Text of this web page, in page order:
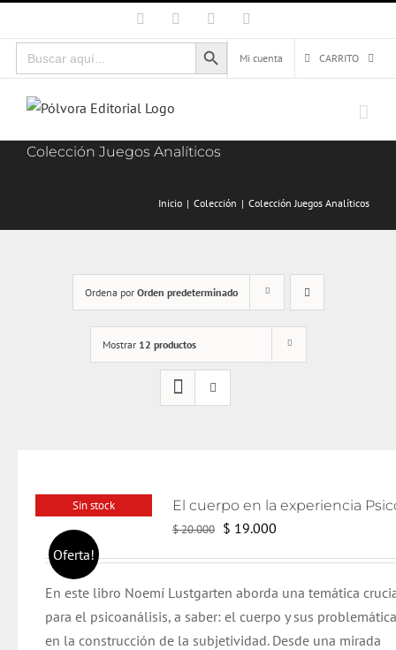
al
contenido
Facebook Instagram
Buscar:
Botón de búsqueda
Mi cuenta
CARRITO
Colección Juegos Analíticos
Inicio Colección Colección Juegos Analíticos
Ordena por Orden predeterminado
Mostrar 12 productos
Sin stock
Oferta!
$20.000 El
era:
$ 20.000.
$ 19.000El
es:
$ 19.000.
En este libro Noemí Lustgarten aborda una temática
para el psicoanálisis, a saber: el cuerpo y sus
en la construcción de la subjetividad. Desde una mirada